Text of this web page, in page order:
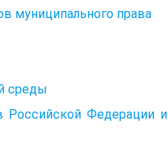
муниципального права
среды
Российской Федерации и